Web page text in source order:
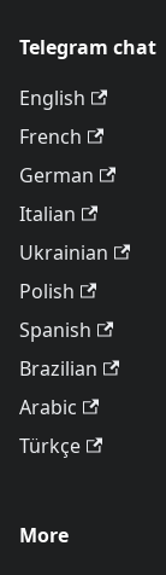
Telegram chat
English
French
German
Italian
Ukrainian
Polish
Spanish
Brazilian
Arabic
Türkçe
More